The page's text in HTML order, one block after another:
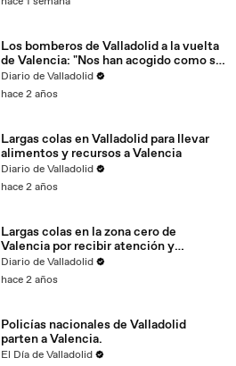
Los bomberos de Valladolid a la vuelta
de Valencia: "Nos han acogido como si
fuéramos de allí"
Diario de Valladolid
hace 2 años
Largas colas en Valladolid para llevar
alimentos y recursos a Valencia
Diario de Valladolid
hace 2 años
Largas colas en la zona cero de
Valencia por recibir atención y
recursos
Diario de Valladolid
hace 2 años
Policías nacionales de Valladolid
parten a Valencia.
El Día de Valladolid